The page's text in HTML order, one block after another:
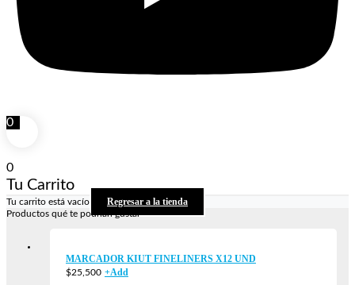
0
0
Tu Carrito
Tu carrito está vacío Regresar a la tienda
Productos qué te podrían gustar
MARCADOR KIUT FINELINERS X12 UND
$25,500 +Add